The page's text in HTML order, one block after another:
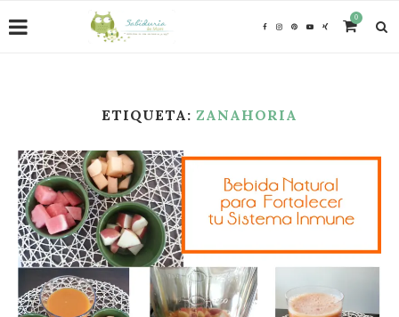
0
ETIQUETA: ZANAHORIA